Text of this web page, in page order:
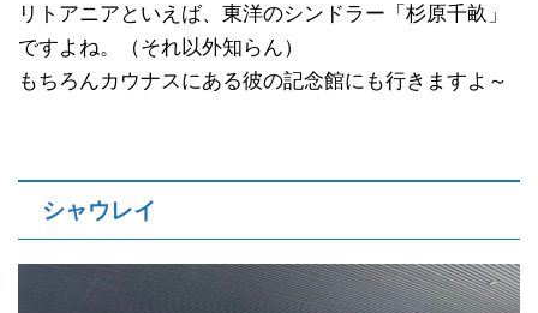
リトアニアといえば、東洋のシンドラー「杉原千畝」
ですよね。（それ以外知らん）
もちろんカウナスにある彼の記念館にも行きますよ～
シャウレイ